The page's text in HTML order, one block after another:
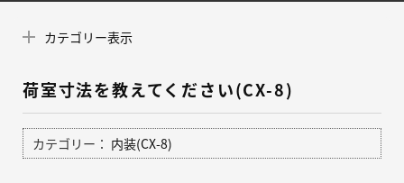
カテゴリー表示
荷室寸法を教えてください(CX-8)
カテゴリー： 内装(CX-8)